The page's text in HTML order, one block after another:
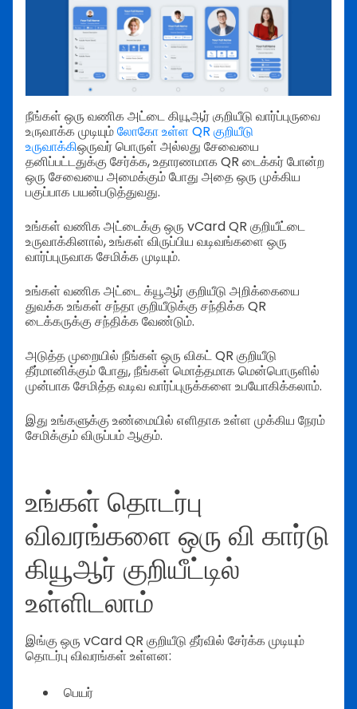
நீங்கள் ஒரு வணிக அட்டை கியூஆர் குறியீடு வார்ப்புருவை
உருவாக்க முடியும்லோகோ உள்ள QR குறியீடு
உருவாக்கிஒருவர் பொருள் அல்லது சேவையை
தனிப்பட்டதுக்கு சேர்க்க, உதாரணமாக QR டைக்கர் போன்ற
ஒரு சேவையை அமைக்கும் போது அதை ஒரு முக்கிய
பகுப்பாக பயன்படுத்துவது.
உங்கள் வணிக அட்டைக்கு ஒரு vCard QR குறியீட்டை
உருவாக்கினால், உங்கள் விருப்பிய வடிவங்களை ஒரு
வார்ப்புருவாக சேமிக்க முடியும்.
உங்கள் வணிக அட்டை க்யூஆர் குறியீடு அறிக்கையை
துவக்க உங்கள் சந்தா குறியீடுக்கு சந்திக்க QR
டைக்கருக்கு சந்திக்க வேண்டும்.
அடுத்த முறையில் நீங்கள் ஒரு விகட் QR குறியீடு
தீர்மானிக்கும் போது, நீங்கள் மொத்தமாக மென்பொருளில்
முன்பாக சேமித்த வடிவ வார்ப்புருக்களை உபயோகிக்கலாம்.
இது உங்களுக்கு உண்மையில் எளிதாக உள்ள முக்கிய நேரம்
சேமிக்கும் விருப்பம் ஆகும்.
உங்கள் தொடர்பு
விவரங்களை ஒரு வி கார்டு
கியூஆர் குறியீட்டில்
உள்ளிடலாம்
இங்கு ஒரு vCard QR குறியீடு தீர்வில் சேர்க்க முடியும்
தொடர்பு விவரங்கள் உள்ளன:
பெயர்